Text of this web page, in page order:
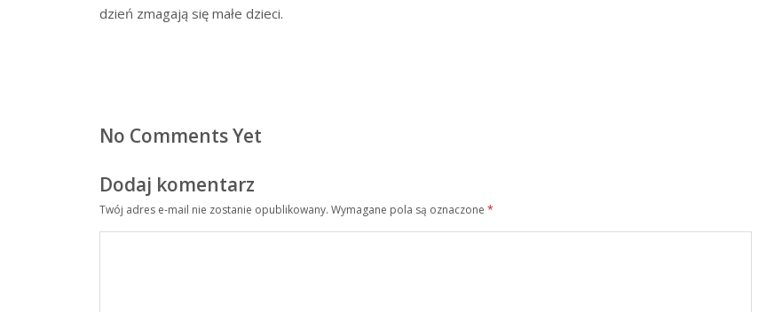
dzień zmagają się małe dzieci.
No Comments Yet
Dodaj komentarz
Twój adres e-mail nie zostanie opublikowany. Wymagane pola są oznaczone *